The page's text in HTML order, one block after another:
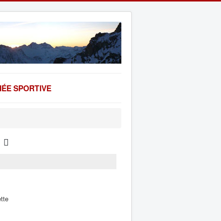
SPORTIVE